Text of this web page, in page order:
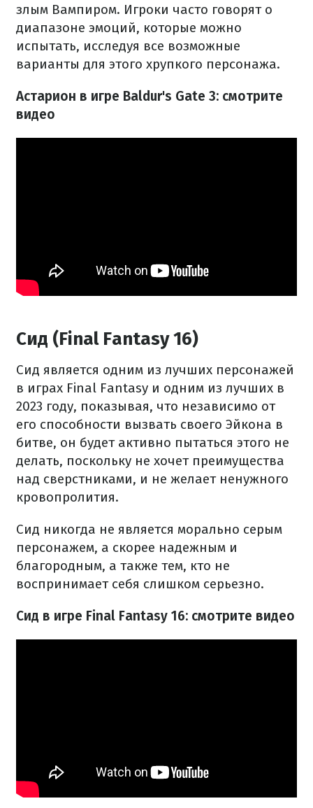
злым Вампиром. Игроки часто говорят о
диапазоне эмоций, которые можно
испытать, исследуя все возможные
варианты для этого хрупкого персонажа.
Астарион в игре Baldur's Gate 3: смотрите
видео
Сид (Final Fantasy 16)
Сид является одним из лучших персонажей
в играх Final Fantasy и одним из лучших в
2023 году, показывая, что независимо от
его способности вызвать своего Эйкона в
битве, он будет активно пытаться этого не
делать, поскольку не хочет преимущества
над сверстниками, и не желает ненужного
кровопролития.
Сид никогда не является морально серым
персонажем, а скорее надежным и
благородным, а также тем, кто не
воспринимает себя слишком серьезно.
Сид в игре Final Fantasy 16: смотрите видео